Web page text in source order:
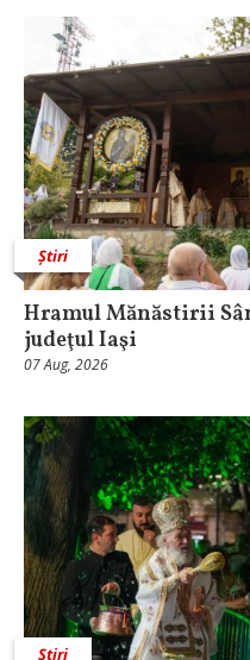
Știri
Hramul Mănăstirii
judeţul Iaşi
07 Aug, 2026
Știri